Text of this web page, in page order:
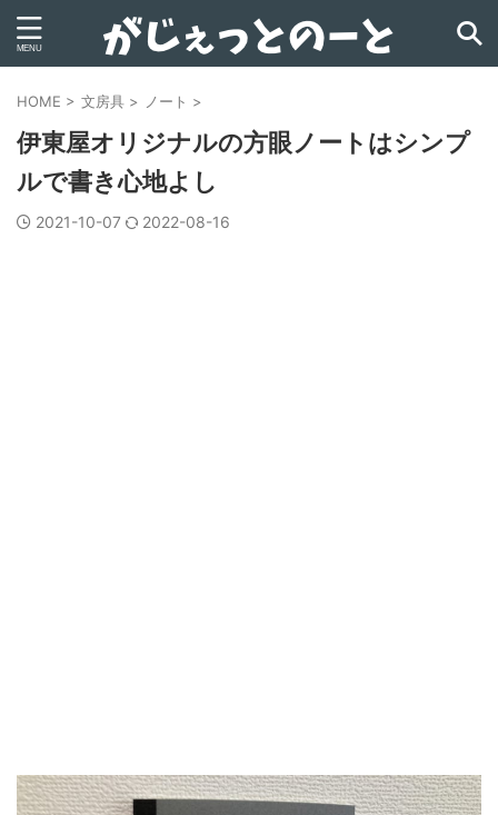
HOME > 文房具 > ノート >
伊東屋オリジナルの方眼ノートはシンプ
ルで書き心地よし
2021-10-07 2022-08-16